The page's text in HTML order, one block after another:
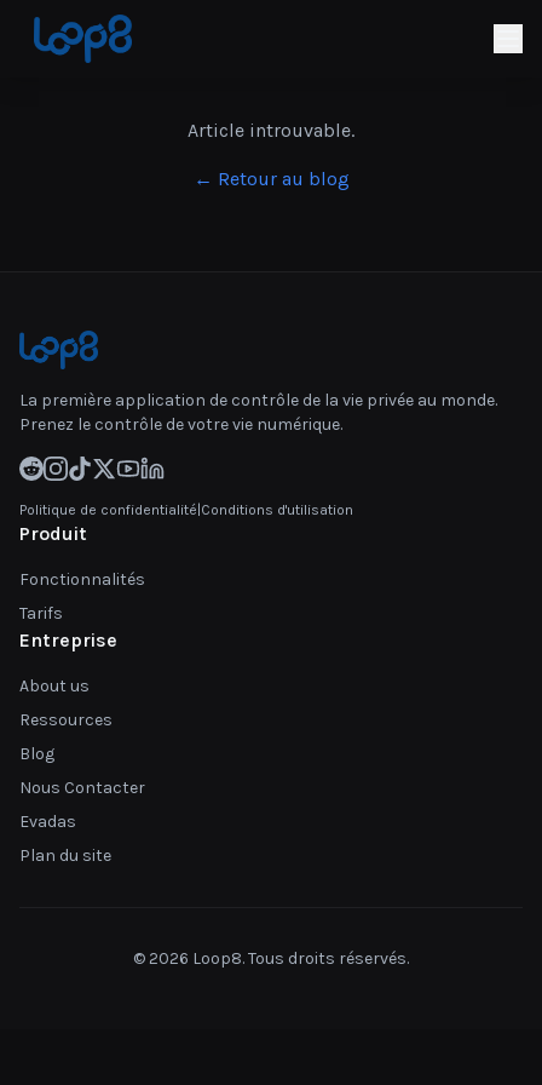
Article introuvable.
← Retour au blog
La première application de contrôle de la vie privée au monde.
Prenez le contrôle de votre vie numérique.
Politique de confidentialité Conditions d'utilisation
Produit
Fonctionnalités
Tarifs
Entreprise
About us
Ressources
Blog
Nous Contacter
Evadas
Plan du site
© 2026 Loop8. Tous droits réservés.